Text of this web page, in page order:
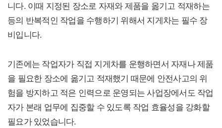
니다. 이때 지정된 장소로 자재와 제품을 옮기고 적재하는
등의 반복적인 작업을 수행하기 위해서 지게차는 필수 장
비입니다.
기존에는 작업자가 직접 지게차를 운행하면서 자재나 제품
을 필요한 장소에 옮기고 적재했기 때문에 안전사고의 위
험을 방지하고 적은 인력으로 운영되는 사업장에서도 작업
자가 본래 업무에 집중할 수 있도록 작업 효율성을 강화할
필요가 있었습니다.